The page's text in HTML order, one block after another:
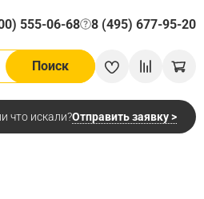
555-06-68 8 (495) 677-95-20
?
Поиск
что искали?Отправить заявку >